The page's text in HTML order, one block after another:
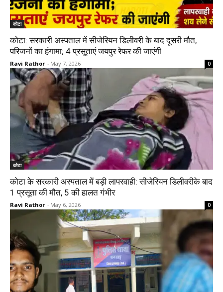
कोटा
कोटा: सरकारी अस्पताल में सीजेरियन डिलीवरी के बाद दूसरी मौत,
परिजनों का हंगामा; 4 प्रसूताएं जयपुर रेफर की जाएंगी
Ravi Rathor - May 7, 2026 0
कोटा
कोटा के सरकारी अस्पताल में बड़ी लापरवाही: सीजेरियन डिलीवरीके बाद
1 प्रसूता की मौत, 5 की हालत गंभीर
Ravi Rathor - May 6, 2026 0